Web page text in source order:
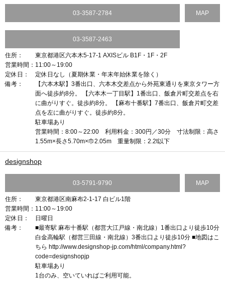
03-3587-2784
03-3587-2463
MAP
住所：
東京都港区六本木5-17-1 AXISビル B1F・1F・2F
営業時間： 11:00～19:00
定休日：
定休日なし（夏期休業・年末年始休業を除く）
備考：
【六本木駅】3番出口、六本木交差点から外苑東通りを東京タワー方
面へ徒歩約8分。 【六本木一丁目駅】1番出口、飯倉片町交差点を右
に曲がりすぐ。徒歩約8分。 【麻布十番駅】7番出口、飯倉片町交差
点を左に曲がりすぐ。徒歩約8分。
駐車場あり
営業時間：8:00～22:00 利用料金：300円／30分 寸法制限：高さ
1.55m×長さ5.70m×巾2.05m 重量制限：2.2t以下
designshop
03-5791-9790 MAP
住所：
東京都港区南麻布2-1-17 白ビル1階
営業時間： 11:00～19:00
定休日：
日曜日
備考：
■最寄駅 麻布十番駅（都営大江戸線・南北線）1番出口より徒歩10分
白金高輪駅（都営三田線・南北線）3番出口より徒歩10分 ■地図はこ
ちら http://www.designshop-jp.com/html/company.html?
code=designshopjp
駐車場あり
1台のみ、空いていればご利用可能。